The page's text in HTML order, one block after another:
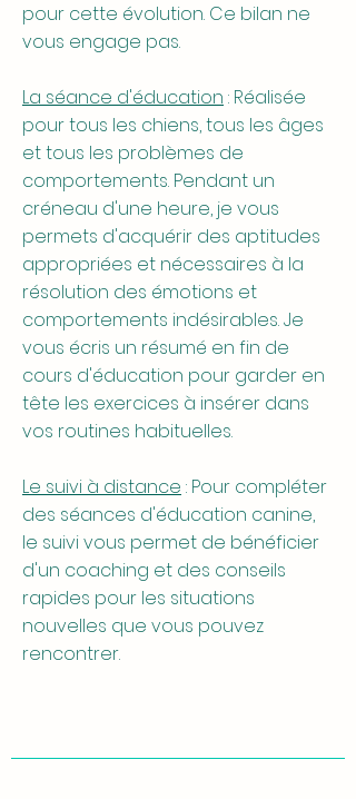
pour cette évolution. Ce bilan ne
vous engage pas.
La séance d'éducation : Réalisée
pour tous les chiens, tous les âges
et tous les problèmes de
comportements. Pendant un
créneau d'une heure, je vous
permets d'acquérir des aptitudes
appropriées et nécessaires à la
résolution des émotions et
comportements indésirables. Je
vous écris un résumé en fin de
cours d'éducation pour garder en
tête les exercices à insérer dans
vos routines habituelles.
Le suivi à distance : Pour compléter
des séances d'éducation canine,
le suivi vous permet de bénéficier
d'un coaching et des conseils
rapides pour les situations
nouvelles que vous pouvez
rencontrer.